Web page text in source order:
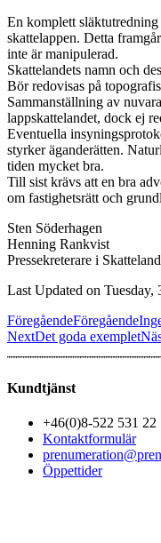
En komplett
skattelappen. Detta
inte är manipulerad.
Skattelandets namn och
Bör redovisas på
Sammanställning av
lappskattelandet, dock ej
Eventuella
styrker äganderätten.
tiden mycket bra.
Till sist krävs att en bra
om fastighetsrätt och
Sten Söderhagen
Henning Rankvist
Pressekreterare i
Last Updated on Tuesday,
FöregåendeFöregående
NextDet goda exemplet
Kundtjänst
+46(0)8-522 531 22
Kontaktformulär
Öppettider